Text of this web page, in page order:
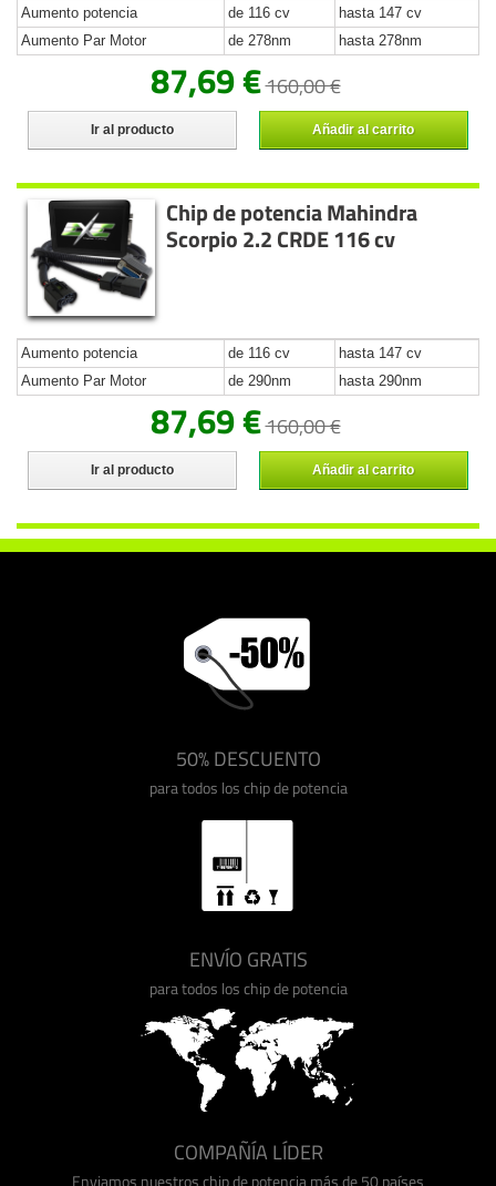
Aumento potencia de 116 cv
hasta 147 cv
Aumento Par Motor
de 278nm hasta 278nm
87,69 €160,00 €
Ir al producto Añadir al carrito
Chip de potencia Mahindra
Scorpio 2.2 CRDE 116 cv
Aumento potencia de 116 cv
hasta 147 cv
Aumento Par Motor
de 290nm hasta 290nm
87,69 €160,00 €
Ir al producto Añadir al carrito
50% DESCUENTO
para todos los chip de potencia
ENVÍO GRATIS
para todos los chip de potencia
COMPAÑÍA LÍDER
Enviamos nuestros chip de potencia más de 50 países